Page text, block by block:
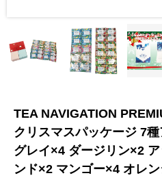
TEA NAVIGATION
クリスマスパッケージ 7
グレイ×4 ダージリン×2
ンド×2 マンゴー×4 オレ